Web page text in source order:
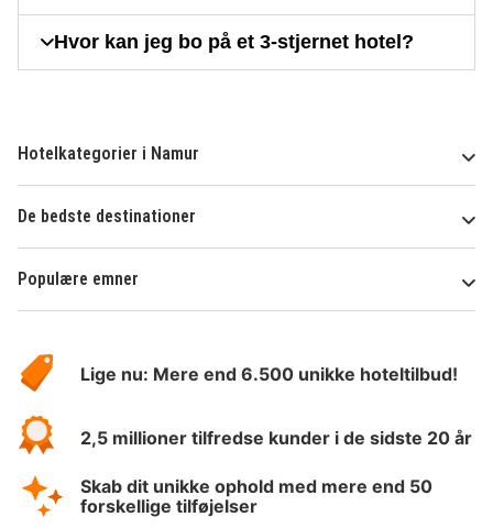
Hvor kan jeg bo på et 3-stjernet hotel?
Hotelkategorier i Namur
De bedste destinationer
Populære emner
HotelSpecials
Lige nu: Mere end 6.500 unikke hoteltilbud!
2,5 millioner tilfredse kunder i de sidste 20 år
Skab dit unikke ophold med mere end 50
forskellige tilføjelser